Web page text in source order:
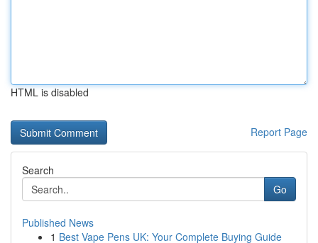
HTML is disabled
Report Page
Search
Go
Published News
1 Best Vape Pens UK: Your Complete Buying Guide